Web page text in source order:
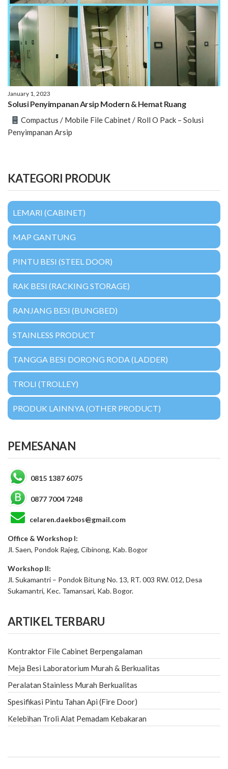
January 1, 2023
Solusi Penyimpanan Arsip Modern & Hemat Ruang
Compactus / Mobile File Cabinet / Roll O Pack – Solusi
Penyimpanan Arsip
KATEGORI PRODUK
LEMARI (CABINET)
MAP GANTUNG
PINTU BESI (STEEL DOOR)
RAK BESI (RACKING STORAGE)
RANJANG BESI (BUNGBED)
STAINLESS PRODUCT
TANGGA BESI DORONG RODA (LADDER)
TROLI (TROLLEY)
PRODUK LAINNYA (OTHER PRODUCT)
PEMESANAN
0815 1387 6075
0877 7004 7248
celaren.daekbos@gmail.com
Office & Workshop I:
Jl. Saen, Pondok Rajeg, Cibinong, Kab. Bogor
Workshop II:
Jl. Sukamantri – Pondok Bitung No. 13, RT. 003 RW. 012, Desa
Sukamantri, Kec. Tamansari, Kab. Bogor.
ARTIKEL TERBARU
Kontraktor File Cabinet Berpengalaman
Meja Besi Laboratorium Murah & Berkualitas
Peralatan Stainless Murah Berkualitas
Spesifikasi Pintu Tahan Api (Fire Door)
Kelebihan Troli Alat Pemadam Kebakaran